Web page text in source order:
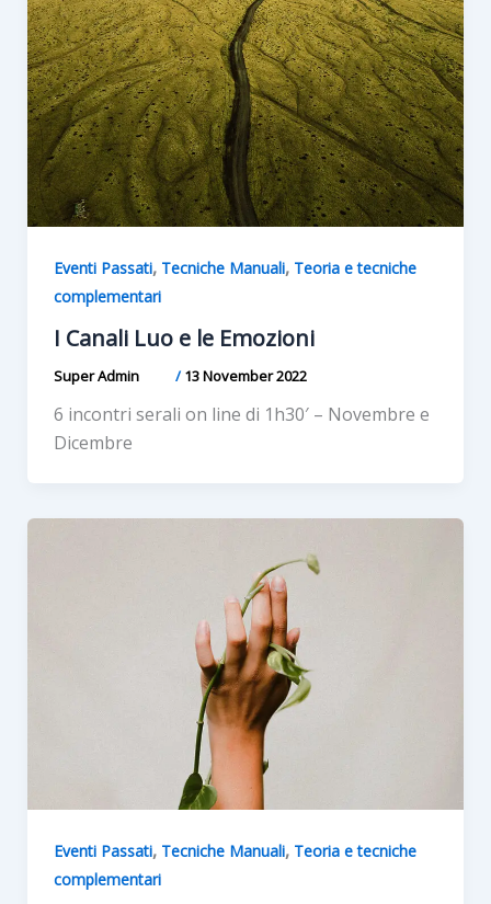
Eventi Passati, Tecniche Manuali, Teoria e tecniche
complementari
I Canali Luo e le Emozioni
Super Admin /13 November 2022
6 incontri serali on line di 1h30′ – Novembre e
Dicembre
Eventi Passati, Tecniche Manuali, Teoria e tecniche
complementari